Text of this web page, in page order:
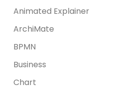
Animated Explainer
ArchiMate
BPMN
Business
Chart